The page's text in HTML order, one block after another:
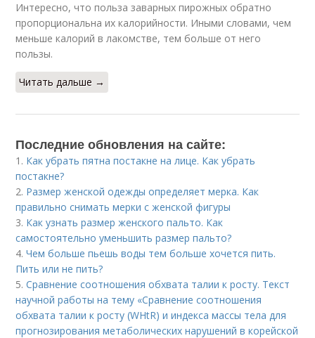
Интересно, что польза заварных пирожных обратно
пропорциональна их калорийности. Иными словами, чем
меньше калорий в лакомстве, тем больше от него
пользы.
Читать дальше →
Последние обновления на сайте:
1. Как убрать пятна постакне на лице. Как убрать
постакне?
2. Размер женской одежды определяет мерка. Как
правильно снимать мерки с женской фигуры
3. Как узнать размер женского пальто. Как
самостоятельно уменьшить размер пальто?
4.Чем больше пьешь воды тем больше хочется пить.
Пить или не пить?
5.Сравнение соотношения обхвата талии к росту. Текст
научной работы на тему «Сравнение соотношения
обхвата талии к росту (WHtR) и индекса массы тела для
прогнозирования метаболических нарушений в корейской